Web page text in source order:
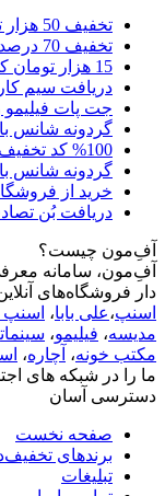
تخفیف 50 هزار تومانی خرید محصولات پروتئینی اسنپ فود
تخفیف 70 درصدی اشتراک دیجی پلاس از دیجی کالا
15 هزار تومان کد تخفیف خرید نان از اسنپ فود
دریافت سیم
جت پات فیلیمو
گردونه شانس
%100 کد تخفیف اشتراک 3 ماهه دیجی پلاس از دیجی کالا
گردونه شانس بانی مد تا
خرید از فروشگاه اُمارکت
دریافت بُن
آفِ‌مون چیست؟
آفِ‌مون، سامانه
دار فروشگاه‌های
اسنپ،علی بابا، اسنپ
مدیسه، فیلیمو،
مکتب خونه، آچاره،
ما را در شبکه های
دسترسی آسان
صفحه نخست
برندهای
تبلیغات